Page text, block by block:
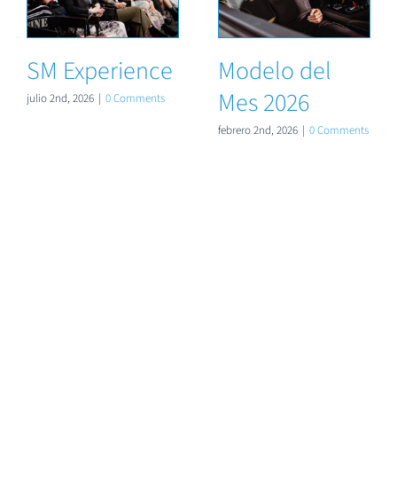
SM Experience
julio 2nd, 2026 | 0 Comments
Modelo del
Mes 2026
febrero 2nd, 2026 | 0 Comments